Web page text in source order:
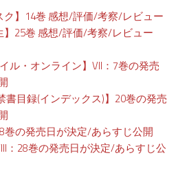
ク】14巻 感想/評価/考察/レビュー
】25巻 感想/評価/考察/レビュー
イル・オンライン】VII：7巻の発売
書目録(インデックス)】20巻の発売
巻の発売日が決定/あらすじ公開
：28巻の発売日が決定/あらすじ公